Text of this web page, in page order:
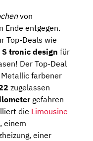
von
Ende entgegen.
Top-Deals wie
tronic design für
Der Top-Deal
farbener
zugelassen
gefahren
die Limousine
einem
einer